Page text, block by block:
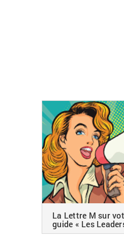
La Lettre M sur
guide « Les